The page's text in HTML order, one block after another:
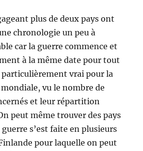
Feldmann
plus de deux pays ont
chronologie un peu à
car la guerre commence et
à la même date pour tout
particulièrement vrai pour la
vu le nombre de
et leur répartition
peut même trouver des pays
s’est faite en plusieurs
pour laquelle on peut